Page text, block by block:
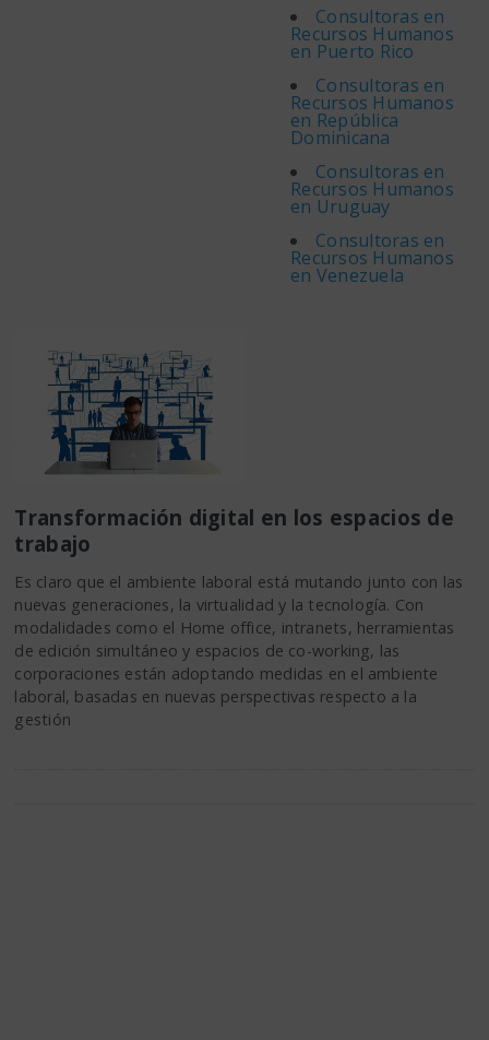
Consultoras en
Recursos Humanos
en Puerto Rico
Consultoras en
Recursos Humanos
en República
Dominicana
Consultoras en
Recursos Humanos
en Uruguay
Consultoras en
Recursos Humanos
en Venezuela
Transformación digital en los espacios de
trabajo
Es claro que el ambiente laboral está mutando junto con las
nuevas generaciones, la virtualidad y la tecnología. Con
modalidades como el Home office, intranets, herramientas
de edición simultáneo y espacios de co-working, las
corporaciones están adoptando medidas en el ambiente
laboral, basadas en nuevas perspectivas respecto a la
gestión